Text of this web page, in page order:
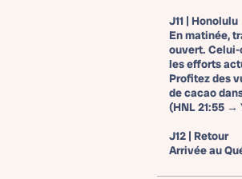
J11 | Honolulu
En matinée,
ouvert.
les efforts
Profitez des
de cacao
(HNL 21:55 →
J12 | Retour
Arrivée au